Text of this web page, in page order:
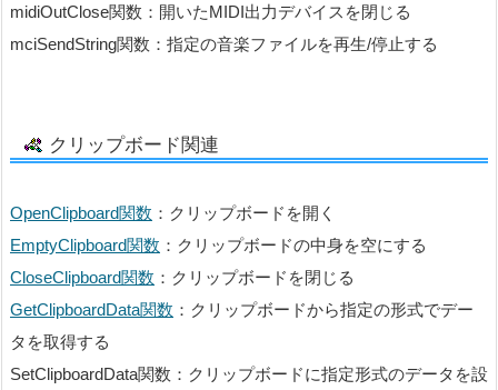
midiOutClose関数：開いたMIDI出力デバイスを閉じる
mciSendString関数：指定の音楽ファイルを再生/停止する
クリップボード関連
OpenClipboard関数 ：クリップボードを開く
EmptyClipboard関数 ：クリップボードの中身を空にする
CloseClipboard関数 ：クリップボードを閉じる
GetClipboardData関数 ：クリップボードから指定の形式でデー
タを取得する
SetClipboardData関数：クリップボードに指定形式のデータを設